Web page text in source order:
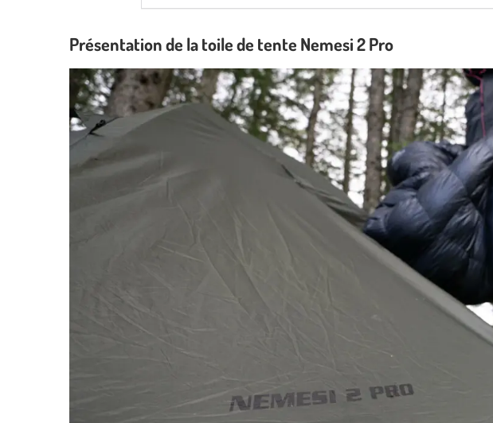
Présentation de la toile de tente Nemesi 2 Pro